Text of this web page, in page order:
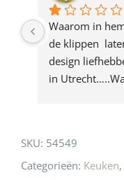
productWaarom in
de klippen
design
in
SKU: 54549
Categorieën: Keuken,